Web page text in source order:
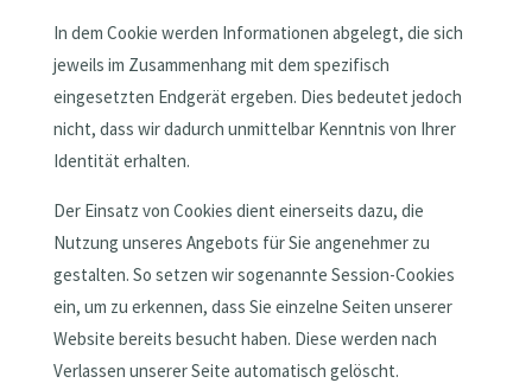
In dem Cookie werden Informationen abgelegt, die sich
jeweils im Zusammenhang mit dem spezifisch
eingesetzten Endgerät ergeben. Dies bedeutet jedoch
nicht, dass wir dadurch unmittelbar Kenntnis von Ihrer
Identität erhalten.
Der Einsatz von Cookies dient einerseits dazu, die
Nutzung unseres Angebots für Sie angenehmer zu
gestalten. So setzen wir sogenannte Session-Cookies
ein, um zu erkennen, dass Sie einzelne Seiten unserer
Website bereits besucht haben. Diese werden nach
Verlassen unserer Seite automatisch gelöscht.